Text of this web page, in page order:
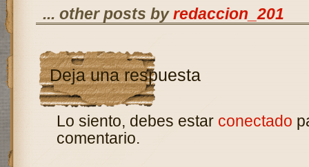
... other posts byredaccion_201
Deja una respuesta
Lo siento, debes estar conectado
comentario.